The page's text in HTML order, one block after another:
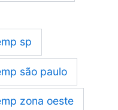
sp
são paulo
zona oeste